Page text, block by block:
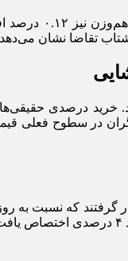
در سطوح فعلی